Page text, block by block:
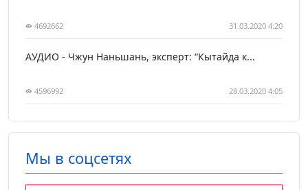
4692662 31.03.2020 4:20
АУДИО - Чжун Наньшань, эксперт: “Кытайда к...
4596992 28.03.2020 4:05
Мы в соцсетях